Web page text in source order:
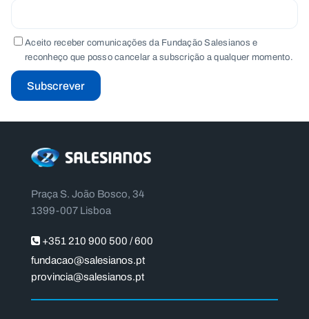
Aceito receber comunicações da Fundação Salesianos e
reconheço que posso cancelar a subscrição a qualquer momento.
Subscrever
Praça S. João Bosco, 34
1399-007 Lisboa
+351 210 900 500 / 600
fundacao@salesianos.pt
provincia@salesianos.pt